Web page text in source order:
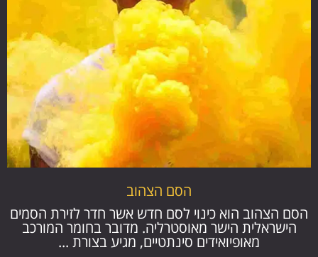
הסם הצהוב
הסם הצהוב הוא כינוי לסם חדש אשר חדר לזירת הסמים
הישראלית הישר מאוסטרליה. מדובר בחומר המורכב
מאופיואידים סינתטיים, מגיע בצורת ...